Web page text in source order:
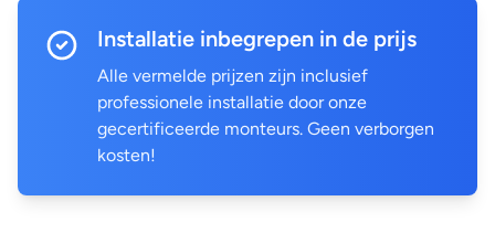
Installatie inbegrepen in de prijs
Alle vermelde prijzen zijn inclusief
professionele installatie door onze
gecertificeerde monteurs. Geen verborgen
kosten!